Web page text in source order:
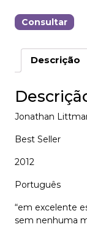
Consultar
Descrição
Jonathan
Best Seller
2012
Português
“em excelente
sem nenhuma